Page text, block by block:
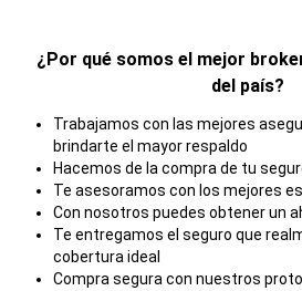
¿Por qué somos el mejor
del país?
Trabajamos con las mejores
brindarte el mayor respaldo
Hacemos de la compra de tu
Te asesoramos con los mejores
Con nosotros puedes obtener un
Te entregamos el seguro que
cobertura ideal
Compra segura con nuestros